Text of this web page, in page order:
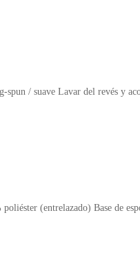
/ suave Lavar del revés y
(entrelazado) Base de